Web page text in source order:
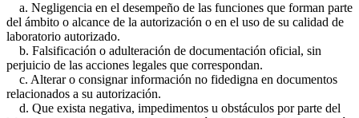
a. Negligencia en el desempeño de las funciones que forman parte
del ámbito o alcance de la autorización o en el uso de su calidad de
laboratorio autorizado.
b. Falsificación o adulteración de documentación oficial, sin
perjuicio de las acciones legales que correspondan.
c. Alterar o consignar información no fidedigna en documentos
relacionados a su autorización.
d. Que exista negativa, impedimentos u obstáculos por parte del